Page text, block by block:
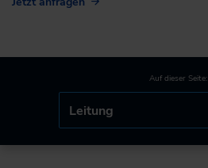
Auf dieser Seite:
Leitung